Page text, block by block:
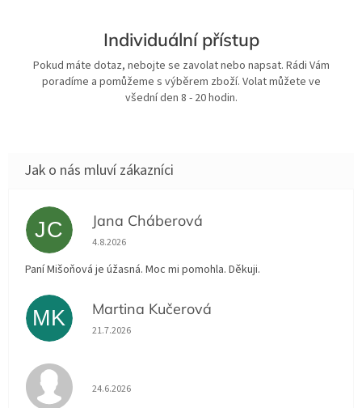
Individuální přístup
Pokud máte dotaz, nebojte se zavolat nebo napsat. Rádi Vám
poradíme a pomůžeme s výběrem zboží. Volat můžete ve
všední den 8 - 20 hodin.
JC Jana Cháberová
Hodnocení obchodu je 5 z 5 hvězdiček.
4.8.2026
Paní Mišoňová je úžasná. Moc mi pomohla. Děkuji.
MK Martina Kučerová
Hodnocení obchodu je 5 z 5 hvězdiček.
21.7.2026
Hodnocení obchodu je 5 z 5 hvězdiček.
24.6.2026